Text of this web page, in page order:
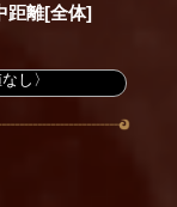
距離[全体]
し〉